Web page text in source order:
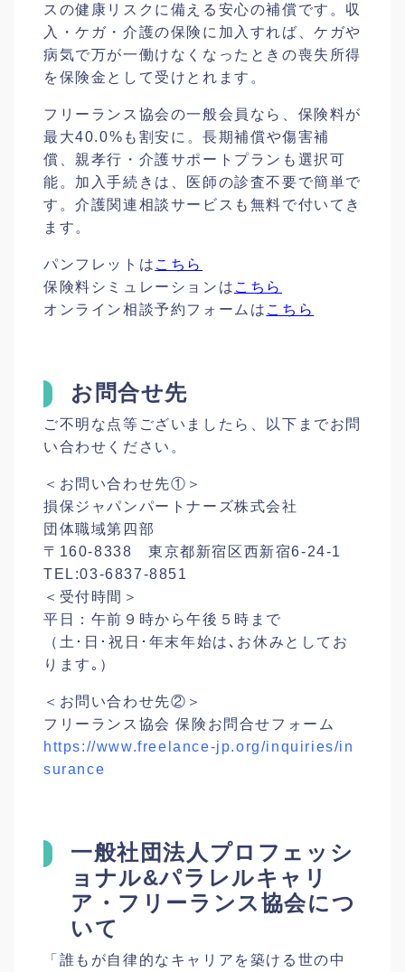
スの健康リスクに備える安心の補償です。収
入・ケガ・介護の保険に加入すれば、ケガや
病気で万が一働けなくなったときの喪失所得
を保険金として受けとれます。
フリーランス協会の一般会員なら、保険料が
最大40.0%も割安に。長期補償や傷害補
償、親孝行・介護サポートプランも選択可
能。加入手続きは、医師の診査不要で簡単で
す。介護関連相談サービスも無料で付いてき
ます。
パンフレットは こちら
保険料シミュレーションは こちら
オンライン相談予約フォームは こちら
お問合せ先
ご不明な点等ございましたら、以下までお問
い合わせください。
＜お問い合わせ先①＞
損保ジャパンパートナーズ株式会社
団体職域第四部
〒160-8338 東京都新宿区西新宿6-24-1
TEL:03-6837-8851
＜受付時間＞
平日：午前９時から午後５時まで
（土･日･祝日･年末年始は､お休みとしてお
ります｡）
＜お問い合わせ先②＞
フリーランス協会 保険お問合せフォーム
https://www.freelance-jp.org/inquiries/in
surance
一般社団法人プロフェッシ
ョナル&パラレルキャリ
ア・フリーランス協会につ
いて
「誰もが自律的なキャリアを築ける世の中